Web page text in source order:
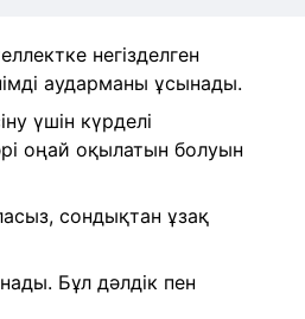
негізделген
аударманы ұсынады.
үшін күрделі
оңай оқылатын болуын
сондықтан ұзақ
Бұл дәлдік пен